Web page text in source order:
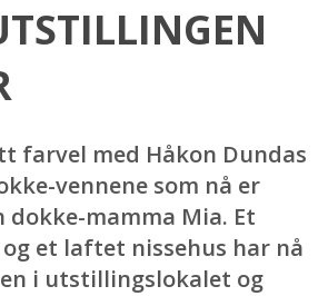
farvel med Håkon Dundas
vennene som nå er
dokke-mamma Mia. Et
et laftet nissehus har nå
i utstillingslokalet og